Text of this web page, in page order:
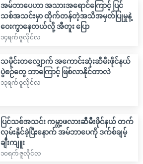
အမ်ဘာပေဟာ အသားအရောင်ကြောင့် ပြင်
သစ်အသင်းမှာ ထိုက်တန်တဲ့အသိအမှတ်ပြုမှုနဲ့
ဝေးကွာနေတယ်လို့ အီတူး ပြော
၁၄ရက် ဇူလိုင်လ
သမိုင်းတလျှောက် အကောင်းဆုံးဆီမီးဖိုင်နယ်
ပွဲစဉ်တွေ ဘာကြောင့် ဖြစ်လာနိုင်တာလဲ
၁၃ရက် ဇူလိုင်လ
ပြင်သစ်အသင်း ကမ္ဘာ့ဖလားဆီမီးဖိုင်နယ် တက်
လှမ်းနိုင်ခဲ့ပြီးနောက် အမ်ဘာပေကို ဒက်စ်ချမ့်
ချီးကျူး
၁၀ရက် ဇူလိုင်လ